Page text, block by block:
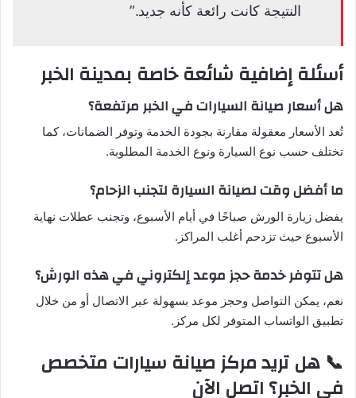
النتيجة كانت رائعة كأنه جديد.”
أسئلة إضافية شائعة خاصة بمدينة الخبر
هل أسعار صيانة السيارات في الخبر مرتفعة؟
تُعد الأسعار معقولة مقارنة بجودة الخدمة وتوفر الضمانات، كما
تختلف حسب نوع السيارة ونوع الخدمة المطلوبة.
ما أفضل وقت لصيانة السيارة لتجنب الزحام؟
يفضل زيارة الورش صباحًا في أيام الأسبوع، وتجنب عطلات نهاية
الأسبوع حيث تزدحم أغلب المراكز.
هل تتوفر خدمة حجز موعد إلكتروني في هذه الورش؟
نعم، يمكن التواصل وحجز موعد بسهولة عبر الاتصال أو من خلال
تطبيق الواتساب المتوفر لكل مركز.
📞 هل تريد مركز صيانة سيارات متخصص
في الخبر؟ اتصل الآن